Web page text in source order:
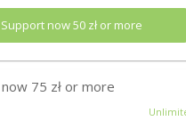
Support now50 zł or more
75 zł or more